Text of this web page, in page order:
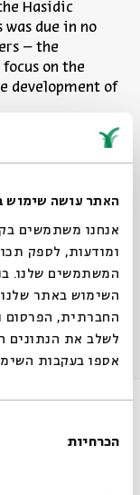
האתר עושה שימוש
ומודעות, לספק
המשתמשים שלנו.
השימוש באתר
החברתית, הפרסום
לשלב את הנתונים
אספו בעקבות
הסכמה
הכרחיות
Hasidic
due in no
– the
on the
development of
series